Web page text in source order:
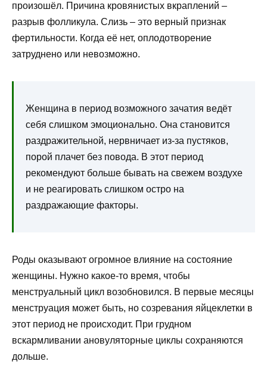
произошёл. Причина кровянистых вкраплений –
разрыв фолликула. Слизь – это верный признак
фертильности. Когда её нет, оплодотворение
затруднено или невозможно.
Женщина в период возможного зачатия ведёт
себя слишком эмоционально. Она становится
раздражительной, нервничает из-за пустяков,
порой плачет без повода. В этот период
рекомендуют больше бывать на свежем воздухе
и не реагировать слишком остро на
раздражающие факторы.
Роды оказывают огромное влияние на состояние
женщины. Нужно какое-то время, чтобы
менструальный цикл возобновился. В первые месяцы
менструация может быть, но созревания яйцеклетки в
этот период не происходит. При грудном
вскармливании ановуляторные циклы сохраняются
дольше.